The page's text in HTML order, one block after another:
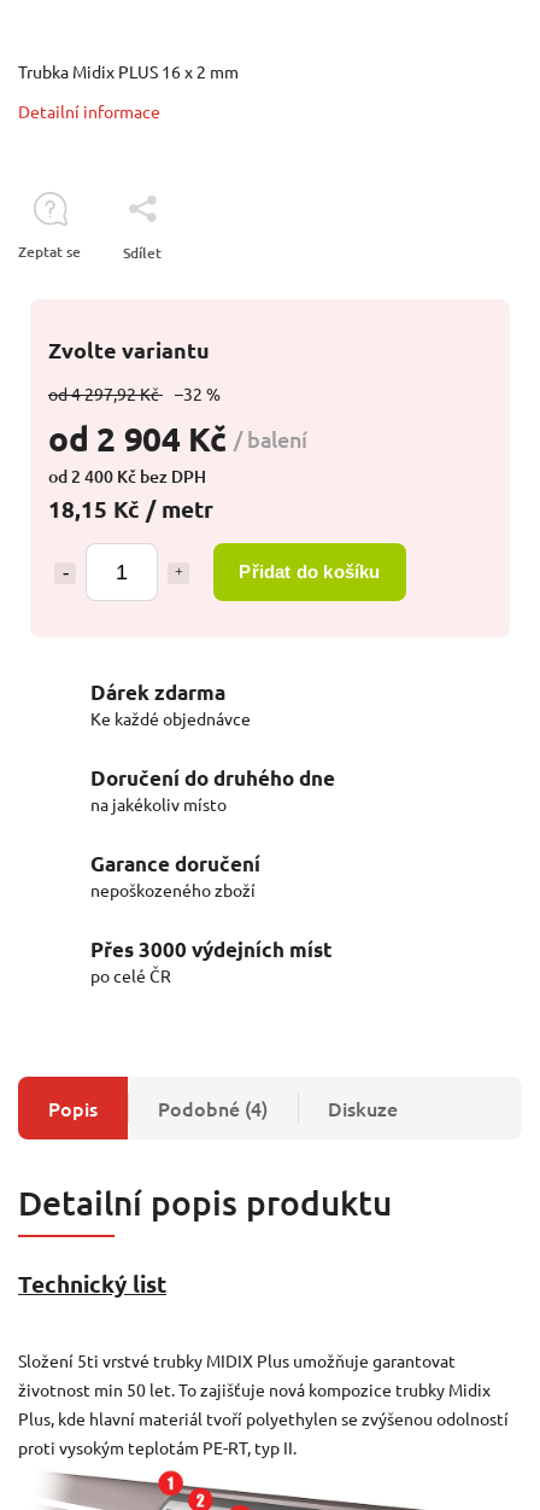
od 4 297,92 Kč –32 %
od 2 904 Kč / balení
od2 400 Kč bez DPH
18,15 Kč / metr
Přidat do košíku
Zvolte variantu
Trubka Midix PLUS 16 x 2 mm
Detailní informace
Zeptat se Sdílet
Dárek zdarma
Ke každé objednávce
Doručení do druhého dne
na jakékoliv místo
Garance doručení
nepoškozeného zboží
Přes 3000 výdejních míst
po celé ČR
Popis Podobné (4) Diskuze
Detailní popis produktu
Technický list
Složení 5ti vrstvé trubky MIDIX Plus umožňuje garantovat
životnost min 50 let. To zajišťuje nová kompozice trubky Midix
Plus, kde hlavní materiál tvoří polyethylen se zvýšenou odolností
proti vysokým teplotám PE-RT, typ II.